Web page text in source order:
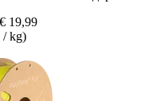
€ 19,99
/ kg)